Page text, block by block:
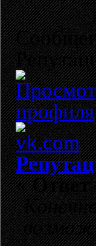
«Ответ